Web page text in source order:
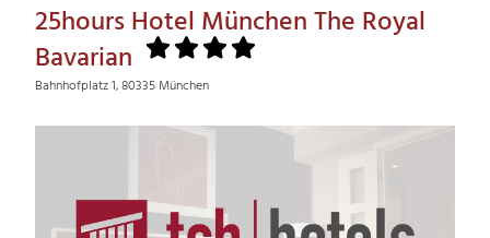
25hours Hotel München The Royal
Bavarian
Bahnhofplatz 1, 80335 München